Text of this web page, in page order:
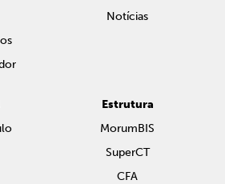
Notícias
Estrutura
MorumBIS
SuperCT
CFA